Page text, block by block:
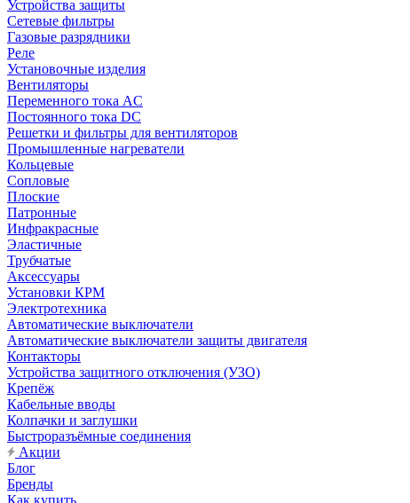
Устройства защиты
Сетевые фильтры
Газовые разрядники
Реле
Установочные изделия
Вентиляторы
Переменного тока AC
Постоянного тока DC
Решетки и фильтры для вентиляторов
Промышленные нагреватели
Кольцевые
Сопловые
Плоские
Патронные
Инфракрасные
Эластичные
Трубчатые
Аксессуары
Установки КРМ
Электротехника
Автоматические выключатели
Автоматические выключатели защиты двигателя
Контакторы
Устройства защитного отключения (УЗО)
Крепёж
Кабельные вводы
Колпачки и заглушки
Быстроразъёмные соединения
Акции
Блог
Бренды
Как купить